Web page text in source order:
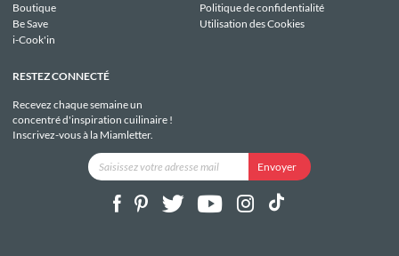
Boutique
Be Save
i-Cook'in
Politique de confidentialité
Utilisation des Cookies
RESTEZ CONNECTÉ
Recevez chaque semaine un
concentré d'inspiration cuilinaire !
Inscrivez-vous à la Miamletter.